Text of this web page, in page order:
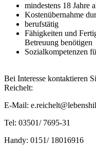
mindestens 18 Jahre
Kostenübernahme
berufstätig
Fähigkeiten und
Betreuung benötigen
Sozialkompetenzen
Bei Interesse kontaktieren
Reichelt:
E-Mail:
Tel: 03501/ 7695-31
Handy: 0151/ 18016916